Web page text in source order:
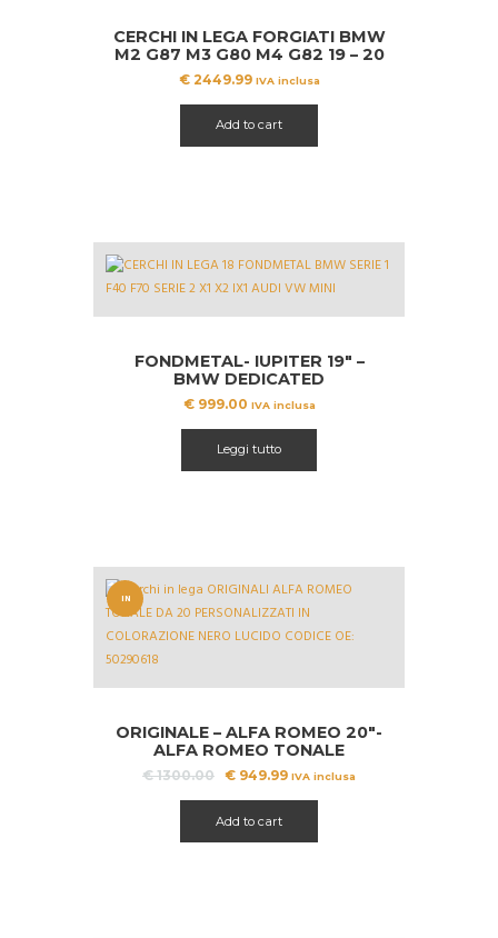
CERCHI IN LEGA FORGIATI BMW
M2 G87 M3 G80 M4 G82 19 – 20
+ PNEUMATICI MICHELIN
€2449.99 IVA inclusa
Add to cart
FONDMETAL- IUPITER 19″ –
BMW DEDICATED
€999.00 IVA inclusa
Leggi tutto
IN
OFFERT
A!
ORIGINALE – ALFA ROMEO 20″-
ALFA ROMEO TONALE
€1300.00 Il
era:
€ 1300.00.
€ 949.99Il
€ 949.99.
IVA inclusa
Add to cart